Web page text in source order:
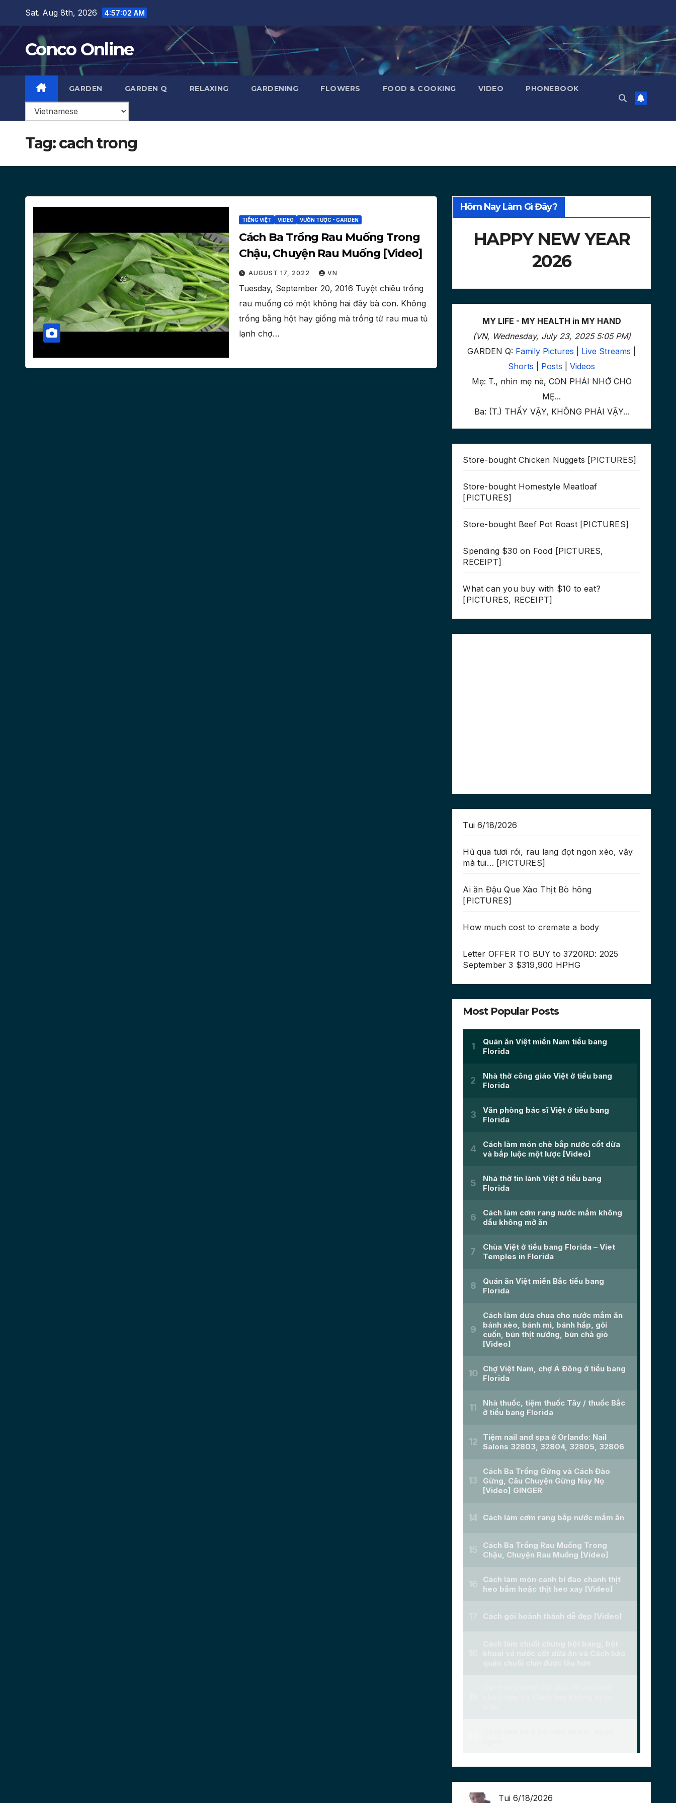
content
Sat. Aug 8th, 2026 4:57:03 AM
Conco Online
GARDEN GARDEN Q RELAXING GARDENING FLOWERS FOOD & COOKING VIDEO PHONEBOOK
Tag:cach trong
TIẾNG VIỆT VIDEO VƯỜN TƯỢC - GARDEN
Cách Ba Trồng Rau Muống Trong
Chậu, Chuyện Rau Muống [Video]
AUGUST 17, 2022 VN
Tuesday, September 20, 2016 Tuyệt chiêu trồng
rau muống có một không hai đây bà con. Không
trồng bằng hột hay giống mà trồng từ rau mua tủ
lạnh chợ…
Hôm Nay Làm Gì Đây?
HAPPY NEW YEAR
2026
MY LIFE - MY HEALTH in MY HAND
(VN, Wednesday, July 23, 2025 5:05 PM)
GARDEN Q: Family Pictures Live Streams
Shorts
Posts |Videos
Mẹ: T., nhìn mẹ nè, CON PHẢI NHỚ CHO
MẸ...
Ba: (T.) THẤY VẬY, KHÔNG PHẢI VẬY...
Store-bought Chicken Nuggets [PICTURES]
Store-bought Homestyle Meatloaf
[PICTURES]
Store-bought Beef Pot Roast [PICTURES]
Spending $30 on Food [PICTURES,
RECEIPT]
What can you buy with $10 to eat?
[PICTURES, RECEIPT]
Tui 6/18/2026
Hủ qua tươi rói, rau lang đọt ngon xèo, vậy
mà tui… [PICTURES]
Ai ăn Đậu Que Xào Thịt Bò hông
[PICTURES]
How much cost to cremate a body
Letter OFFER TO BUY to 3720RD: 2025
September 3 $319,900 HPHG
Most Popular Posts
Tui 6/18/2026